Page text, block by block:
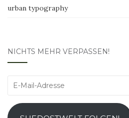
urban typography
NICHTS MEHR VERPASSEN!
E-
Adresse